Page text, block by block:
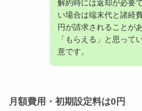
解約時には返却が必要
い場合は端末代と諸経
円が請求されることが
「もらえる」と思って
意です。
月額費用・初期設定料は0円